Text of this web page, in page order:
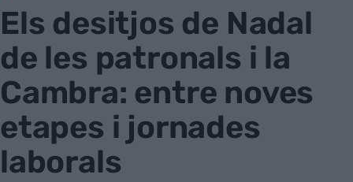
Els desitjos de Nadal
de les patronals i la
Cambra: entre noves
etapes i jornades
laborals